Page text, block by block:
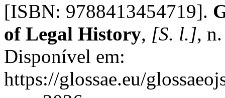
[ISBN: 9788413454719].
of Legal History, [S. l.],
Disponível em:
https://glossae.eu/